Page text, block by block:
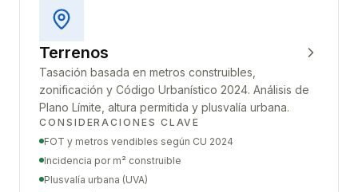
Terrenos
Tasación basada en metros construibles,
zonificación y Código Urbanístico 2024. Análisis de
Plano Límite, altura permitida y plusvalía urbana.
CONSIDERACIONES CLAVE
FOT y metros vendibles según CU 2024
Incidencia por m² construible
Plusvalía urbana (UVA)